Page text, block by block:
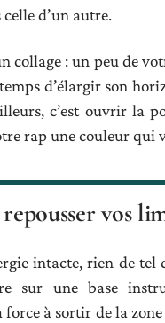
d’un autre.
: un peu de
d’élargir son
c’est ouvrir la
rap une couleur qui
vos
intacte, rien de tel
sur une base
à sortir de la zone